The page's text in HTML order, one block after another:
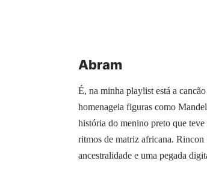
Abram
É, na minha playlist está a
homenageia figuras como
história do menino preto que
ritmos de matriz africana.
ancestralidade e uma pegada